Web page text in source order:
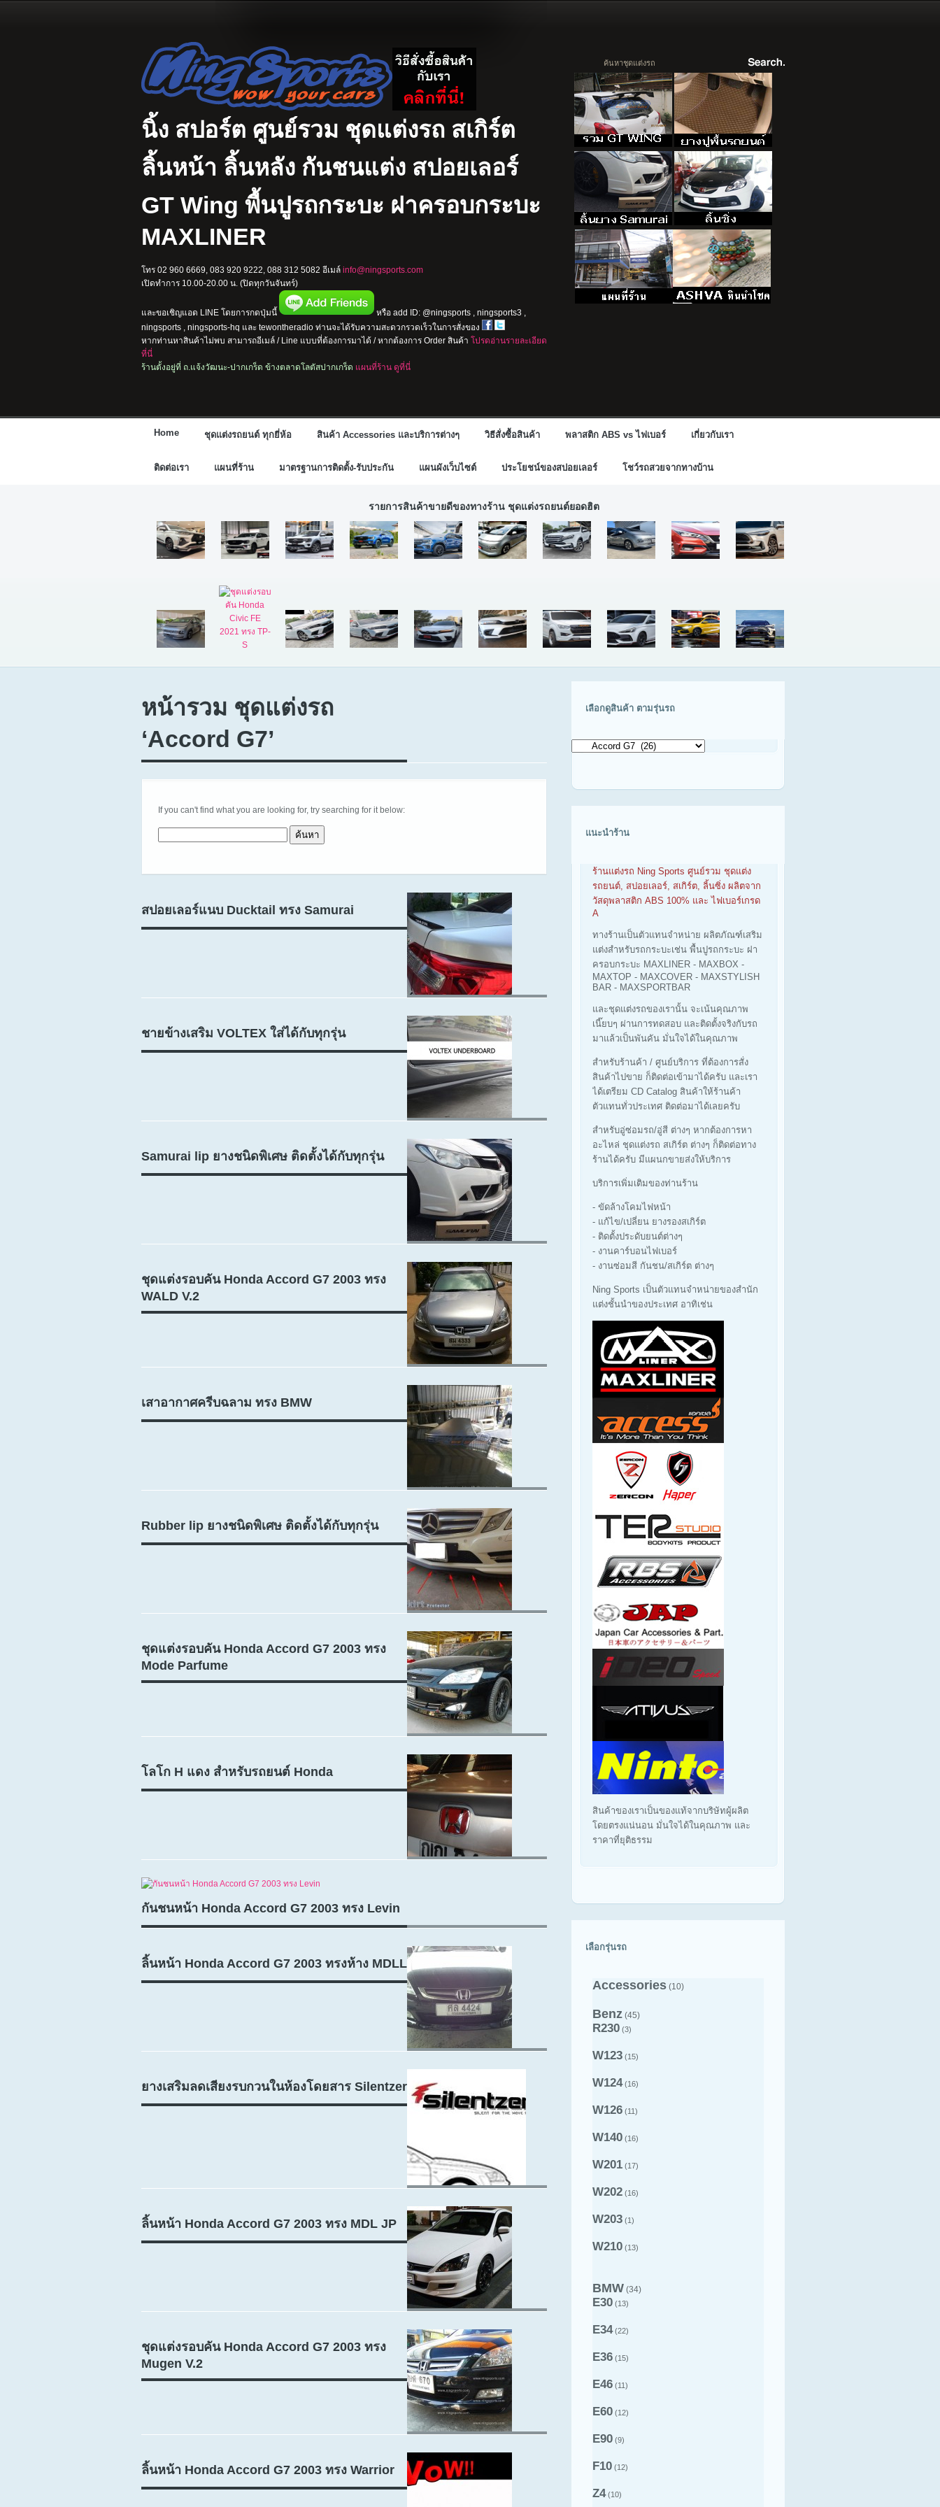
นิ้ง สปอร์ต ศูนย์รวม ชุดแต่งรถ สเกิร์ต
ลิ้นหน้า ลิ้นหลัง กันชนแต่ง สปอยเลอร์
GT Wing พื้นปูรถกระบะ ฝาครอบกระบะ
MAXLINER
โทร 02 960 6669, 083 920 9222, 088 312 5082 อีเมล์ info@ningsports.com
เปิดทำการ 10.00-20.00 น. (ปิดทุกวันจันทร์)
และขอเชิญแอด LINE โดยการกดปุ่มนี้
หรือ add ID: @ningsports , ningsports3 ,
ningsports , ningsports-hq และ tewontheradio ท่านจะได้รับความสะดวกรวดเร็วในการสั่งของ
หากท่านหาสินค้าไม่พบ สามารถอีเมล์ / Line แบบที่ต้องการมาได้ / หากต้องการ Order สินค้า โปรดอ่านรายละเอียด
ที่นี่
ร้านตั้งอยู่ที่ ถ.แจ้งวัฒนะ-ปากเกร็ด ข้างตลาดโลตัสปากเกร็ด แผนที่ร้าน ดูที่นี่
Home ชุดแต่งรถยนต์ ทุกยี่ห้อ สินค้า Accessories และบริการต่างๆ วิธีสั่งซื้อสินค้า พลาสติก ABS vs ไฟเบอร์ เกี่ยวกับเรา
ติดต่อเรา แผนที่ร้าน มาตรฐานการติดตั้ง-รับประกัน แผนผังเว็บไซต์ ประโยชน์ของสปอยเลอร์ โชว์รถสวยจากทางบ้าน
รายการสินค้าขายดีของทางร้าน ชุดแต่งรถยนต์ยอดฮิต
หน้ารวม ชุดแต่งรถ
‘Accord G7’
If you can't find what you are looking for, try searching for it below:
สปอยเลอร์แนบ Ducktail ทรง Samurai
ชายข้างเสริม VOLTEX ใส่ได้กับทุกรุ่น
Samurai lip ยางชนิดพิเศษ ติดตั้งได้กับทุกรุ่น
ชุดแต่งรอบคัน Honda Accord G7 2003 ทรง
WALD V.2
เสาอากาศครีบฉลาม ทรง BMW
Rubber lip ยางชนิดพิเศษ ติดตั้งได้กับทุกรุ่น
ชุดแต่งรอบคัน Honda Accord G7 2003 ทรง
Mode Parfume
โลโก H แดง สำหรับรถยนต์ Honda
กันชนหน้า Honda Accord G7 2003 ทรง Levin
ลิ้นหน้า Honda Accord G7 2003 ทรงห้าง MDLL
ยางเสริมลดเสียงรบกวนในห้องโดยสาร Silentzer
ลิ้นหน้า Honda Accord G7 2003 ทรง MDL JP
ชุดแต่งรอบคัน Honda Accord G7 2003 ทรง
Mugen V.2
ลิ้นหน้า Honda Accord G7 2003 ทรง Warrior
เลือกดูสินค้า ตามรุ่นรถ
แนะนำร้าน
ร้านแต่งรถ Ning Sports ศูนย์รวม ชุดแต่ง
รถยนต์, สปอยเลอร์, สเกิร์ต, ลิ้นซิ่ง ผลิตจาก
วัสดุพลาสติก ABS 100% และ ไฟเบอร์เกรด
A
ทางร้านเป็นตัวแทนจำหน่าย ผลิตภัณฑ์เสริม
แต่งสำหรับรถกระบะเช่น พื้นปูรถกระบะ ฝา
ครอบกระบะ MAXLINER - MAXBOX -
MAXTOP - MAXCOVER - MAXSTYLISH
BAR - MAXSPORTBAR
และชุดแต่งรถของเรานั้น จะเน้นคุณภาพ
เนี๊ยบๆ ผ่านการทดสอบ และติดตั้งจริงกับรถ
มาแล้วเป็นพันคัน มั่นใจได้ในคุณภาพ
สำหรับร้านค้า / ศูนย์บริการ ที่ต้องการสั่ง
สินค้าไปขาย ก็ติดต่อเข้ามาได้ครับ และเรา
ได้เตรียม CD Catalog สินค้าให้ร้านค้า
ตัวแทนทั่วประเทศ ติดต่อมาได้เลยครับ
สำหรับอู่ซ่อมรถ/อู่สี ต่างๆ หากต้องการหา
อะไหล่ ชุดแต่งรถ สเกิร์ต ต่างๆ ก็ติดต่อทาง
ร้านได้ครับ มีแผนกขายส่งให้บริการ
บริการเพิ่มเติมของท่านร้าน
- ขัดล้างโคมไฟหน้า
- แก้ไข/เปลี่ยน ยางรองสเกิร์ต
- ติดตั้งประดับยนต์ต่างๆ
- งานคาร์บอนไฟเบอร์
- งานซ่อมสี กันชน/สเกิร์ต ต่างๆ
Ning Sports เป็นตัวแทนจำหน่ายของสำนัก
แต่งชั้นนำของประเทศ อาทิเช่น
สินค้าของเราเป็นของแท้จากบริษัทผู้ผลิต
โดยตรงแน่นอน มั่นใจได้ในคุณภาพ และ
ราคาที่ยุติธรรม
เลือกรุ่นรถ
Accessories (10)
Benz (45)
R230 (3)
W123 (15)
W124(16)
W126 (11)
W140 (16)
W201 (17)
W202 (16)
W203 (1)
W210 (13)
BMW (34)
E30 (13)
E34(22)
E36 (15)
E46 (11)
E60 (12)
E90 (9)
F10 (12)
Z4(10)